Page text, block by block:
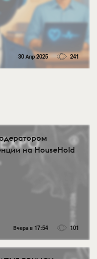
30 Апр 2025 241
на HouseHold
Вчера в 17:54 101